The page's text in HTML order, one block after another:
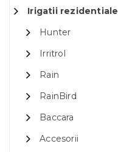
Irigatii rezidentiale
Hunter
Irritrol
Rain
RainBird
Baccara
Accesorii